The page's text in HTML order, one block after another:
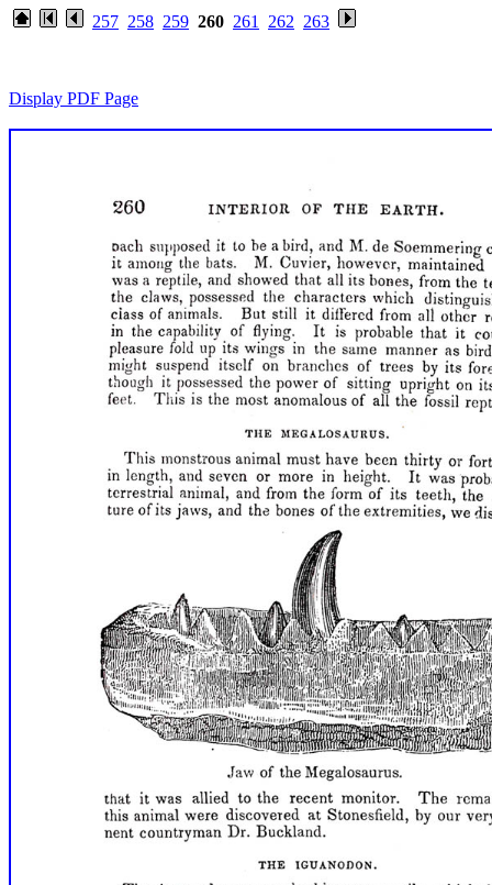
257 258 259 260 261 262 263
Display PDF Page